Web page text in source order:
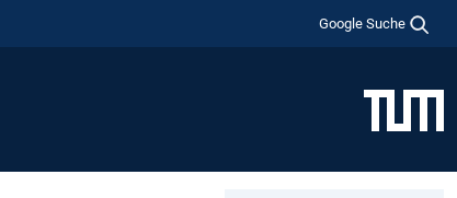
Google Suche